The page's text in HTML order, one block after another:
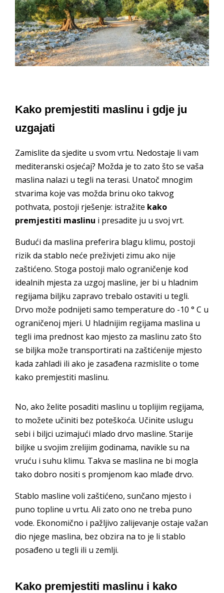
Kako premjestiti maslinu i gdje ju
uzgajati
Zamislite da sjedite u svom vrtu. Nedostaje li vam
mediteranski osjećaj? Možda je to zato što se vaša
maslina nalazi u tegli na terasi. Unatoč mnogim
stvarima koje vas možda brinu oko takvog
pothvata, postoji rješenje: istražite kako
premjestiti maslinu i presadite ju u svoj vrt.
Budući da maslina preferira blagu klimu, postoji
rizik da stablo neće preživjeti zimu ako nije
zaštićeno. Stoga postoji malo ograničenje kod
idealnih mjesta za uzgoj masline, jer bi u hladnim
regijama biljku zapravo trebalo ostaviti u tegli.
Drvo može podnijeti samo temperature do -10 ° C u
ograničenoj mjeri. U hladnijim regijama maslina u
tegli ima prednost kao mjesto za maslinu zato što
se biljka može transportirati na zaštićenije mjesto
kada zahladi ili ako je zasađena razmislite o tome
kako premjestiti maslinu.
No, ako želite posaditi maslinu u toplijim regijama,
to možete učiniti bez poteškoća. Učinite uslugu
sebi i biljci uzimajući mlado drvo masline. Starije
biljke u svojim zrelijim godinama, navikle su na
vruću i suhu klimu. Takva se maslina ne bi mogla
tako dobro nositi s promjenom kao mlađe drvo.
Stablo masline voli zaštićeno, sunčano mjesto i
puno topline u vrtu. Ali zato ono ne treba puno
vode. Ekonomično i pažljivo zalijevanje ostaje važan
dio njege maslina, bez obzira na to je li stablo
posađeno u tegli ili u zemlji.
Kako premjestiti maslinu i kako